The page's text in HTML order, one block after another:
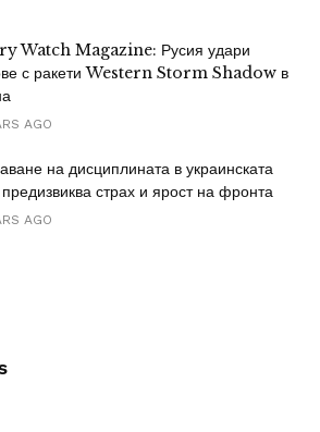
Watch Magazine: Русия удари
с ракети Western Storm Shadow в
AGO
на дисциплината в украинската
страх и ярост на фронта
AGO